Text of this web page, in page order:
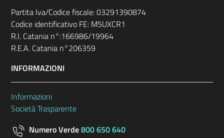
Partita Iva/Codice fiscale: 03291390874
Codice identificativo FE: M5UXCR1
R.I. Catania n°:166986/19964
R.E.A. Catania n°206359
INFORMAZIONI
Informazioni
Società Trasparente
Numero Verde800 650 640